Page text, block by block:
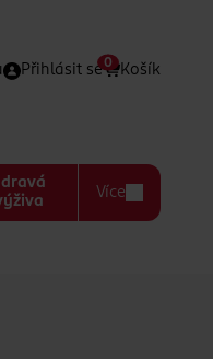
Přihlásit se Košík
0
Více